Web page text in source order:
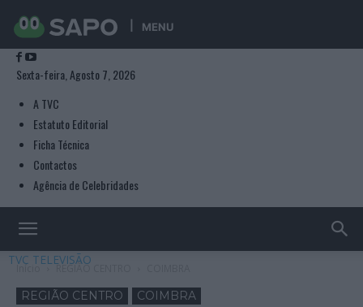
MENU
Sexta-feira, Agosto 7, 2026
A TVC
Estatuto Editorial
Ficha Técnica
Contactos
Agência de Celebridades
TVC TELEVISÃO
Início REGIÃO CENTRO
REGIÃO CENTRO COIMBRA